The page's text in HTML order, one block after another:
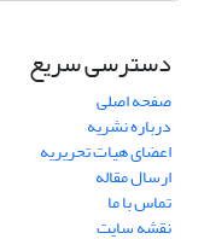
دسترسی سریع
صفحه اصلی
درباره نشریه
اعضای هیات تحریریه
ارسال مقاله
تماس با ما
نقشه سایت